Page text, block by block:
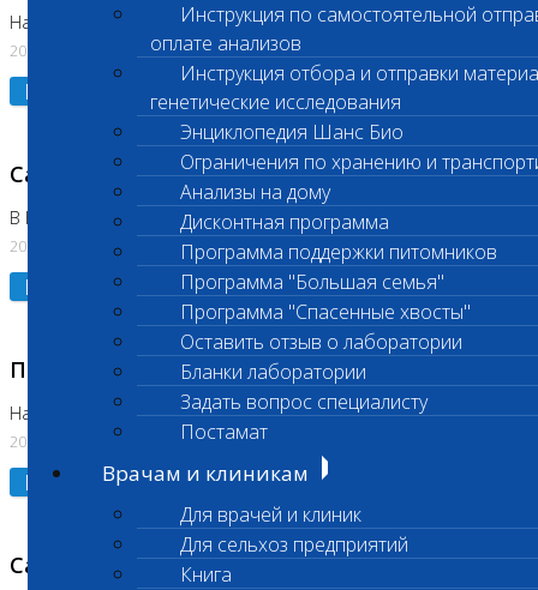
Инструкция по самостоятельной
оплате анализов
Инструкция отбора и отправки
генетические исследования
Энциклопедия Шанс Био
Ограничения по хранению и
Анализы на дому
Дисконтная программа
Программа поддержки питомников
Программа "Большая семья"
Программа "Спасенные хвосты"
Оставить отзыв о лаборатории
Бланки лаборатории
Задать вопрос специалисту
Постамат
Врачам и клиникам
Для врачей и клиник
Для сельхоз предприятий
Книга
На Нагорной
20.07.2026
Подробнее
Санитарный день
В Коломне 20.07.2026
20.07.2026
Подробнее
Приостановлено выполнение исследования
На Нагорной
20.07.2026
Подробнее
Санитарный день